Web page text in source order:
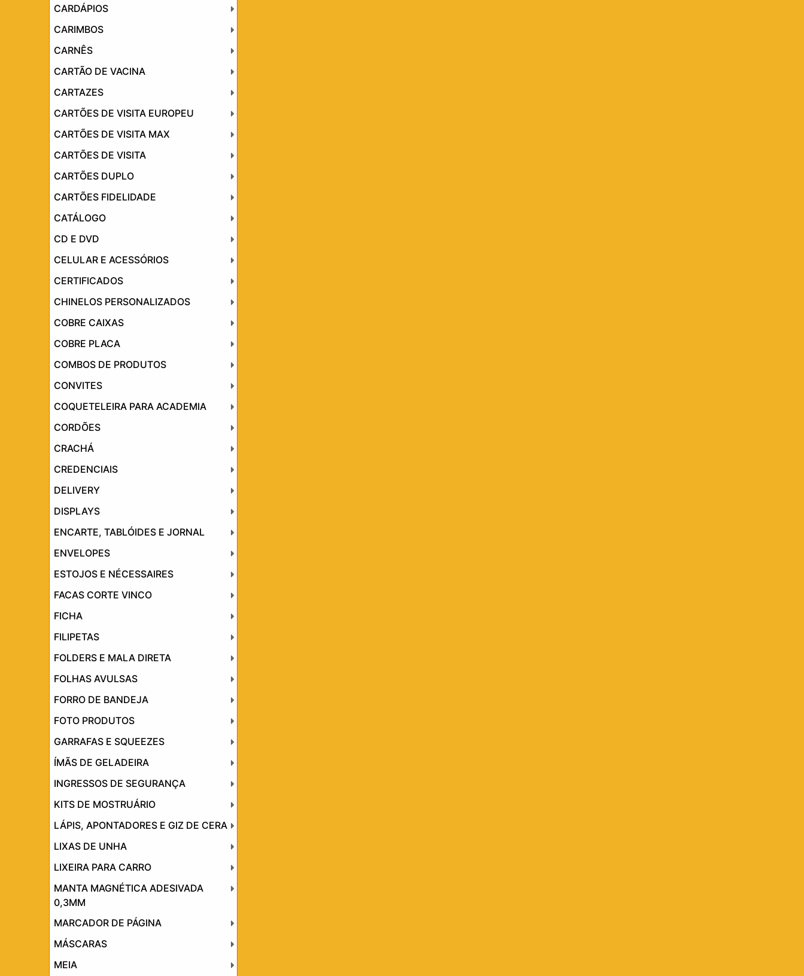
CARDÁPIOS
CARIMBOS
CARNÊS
CARTÃO DE VACINA
CARTAZES
CARTÕES DE VISITA EUROPEU
CARTÕES DE VISITA MAX
CARTÕES DE VISITA
CARTÕES DUPLO
CARTÕES FIDELIDADE
CATÁLOGO
CD E DVD
CELULAR E ACESSÓRIOS
CERTIFICADOS
CHINELOS PERSONALIZADOS
COBRE CAIXAS
COBRE PLACA
COMBOS DE PRODUTOS
CONVITES
COQUETELEIRA PARA ACADEMIA
CORDÕES
CRACHÁ
CREDENCIAIS
DELIVERY
DISPLAYS
ENCARTE, TABLÓIDES E JORNAL
ENVELOPES
ESTOJOS E NÉCESSAIRES
FACAS CORTE VINCO
FICHA
FILIPETAS
FOLDERS E MALA DIRETA
FOLHAS AVULSAS
FORRO DE BANDEJA
FOTO PRODUTOS
GARRAFAS E SQUEEZES
ÍMÃS DE GELADEIRA
INGRESSOS DE SEGURANÇA
KITS DE MOSTRUÁRIO
LÁPIS, APONTADORES E GIZ DE CERA
LIXAS DE UNHA
LIXEIRA PARA CARRO
MANTA MAGNÉTICA ADESIVADA
0,3MM
MARCADOR DE PÁGINA
MÁSCARAS
MEIA